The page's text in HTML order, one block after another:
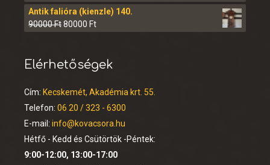
Antik falióra (kienzle) 140.
90000Ft80000 Ft
Elérhetőségek
Cím: Kecskemét, Akadémia krt. 55.
Telefon: 06 20 / 323 - 6300
E-mail: info@kovacsora.hu
Hétfő - Kedd és Csütörtök -Péntek:
9:00-12:00, 13:00-17:00